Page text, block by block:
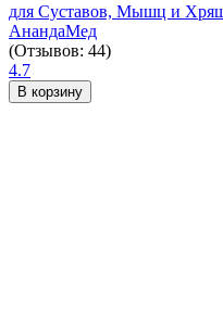
для Суставов, Мышц и
АнандаМед
(Отзывов: 44)
4.7
В корзину